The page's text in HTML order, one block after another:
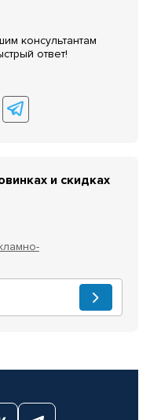
консультантам
ответ!
и скидках